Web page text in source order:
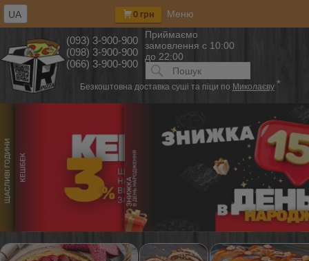
(093) 3-900-900
(098) 3-900-900
(066) 3-900-900
Приймаємо
замовлення с 10:00
до 22:00
Искать:ПОИСК
0 грн Меню
Безкоштовна доставка суші та піци по Миколаєву *
UA